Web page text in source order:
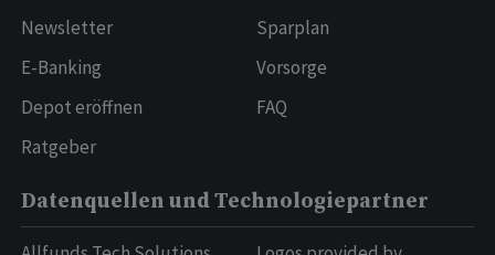
Newsletter
E-Banking
Depot eröffnen
Ratgeber
Sparplan
Vorsorge
FAQ
Datenquellen und Technologiepartner